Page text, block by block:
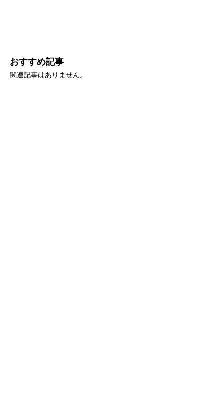
おすすめ記事
関連記事はありません。